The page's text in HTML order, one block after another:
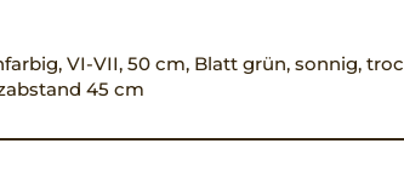
VI-VII, 50 cm, Blatt grün, sonnig,
45 cm